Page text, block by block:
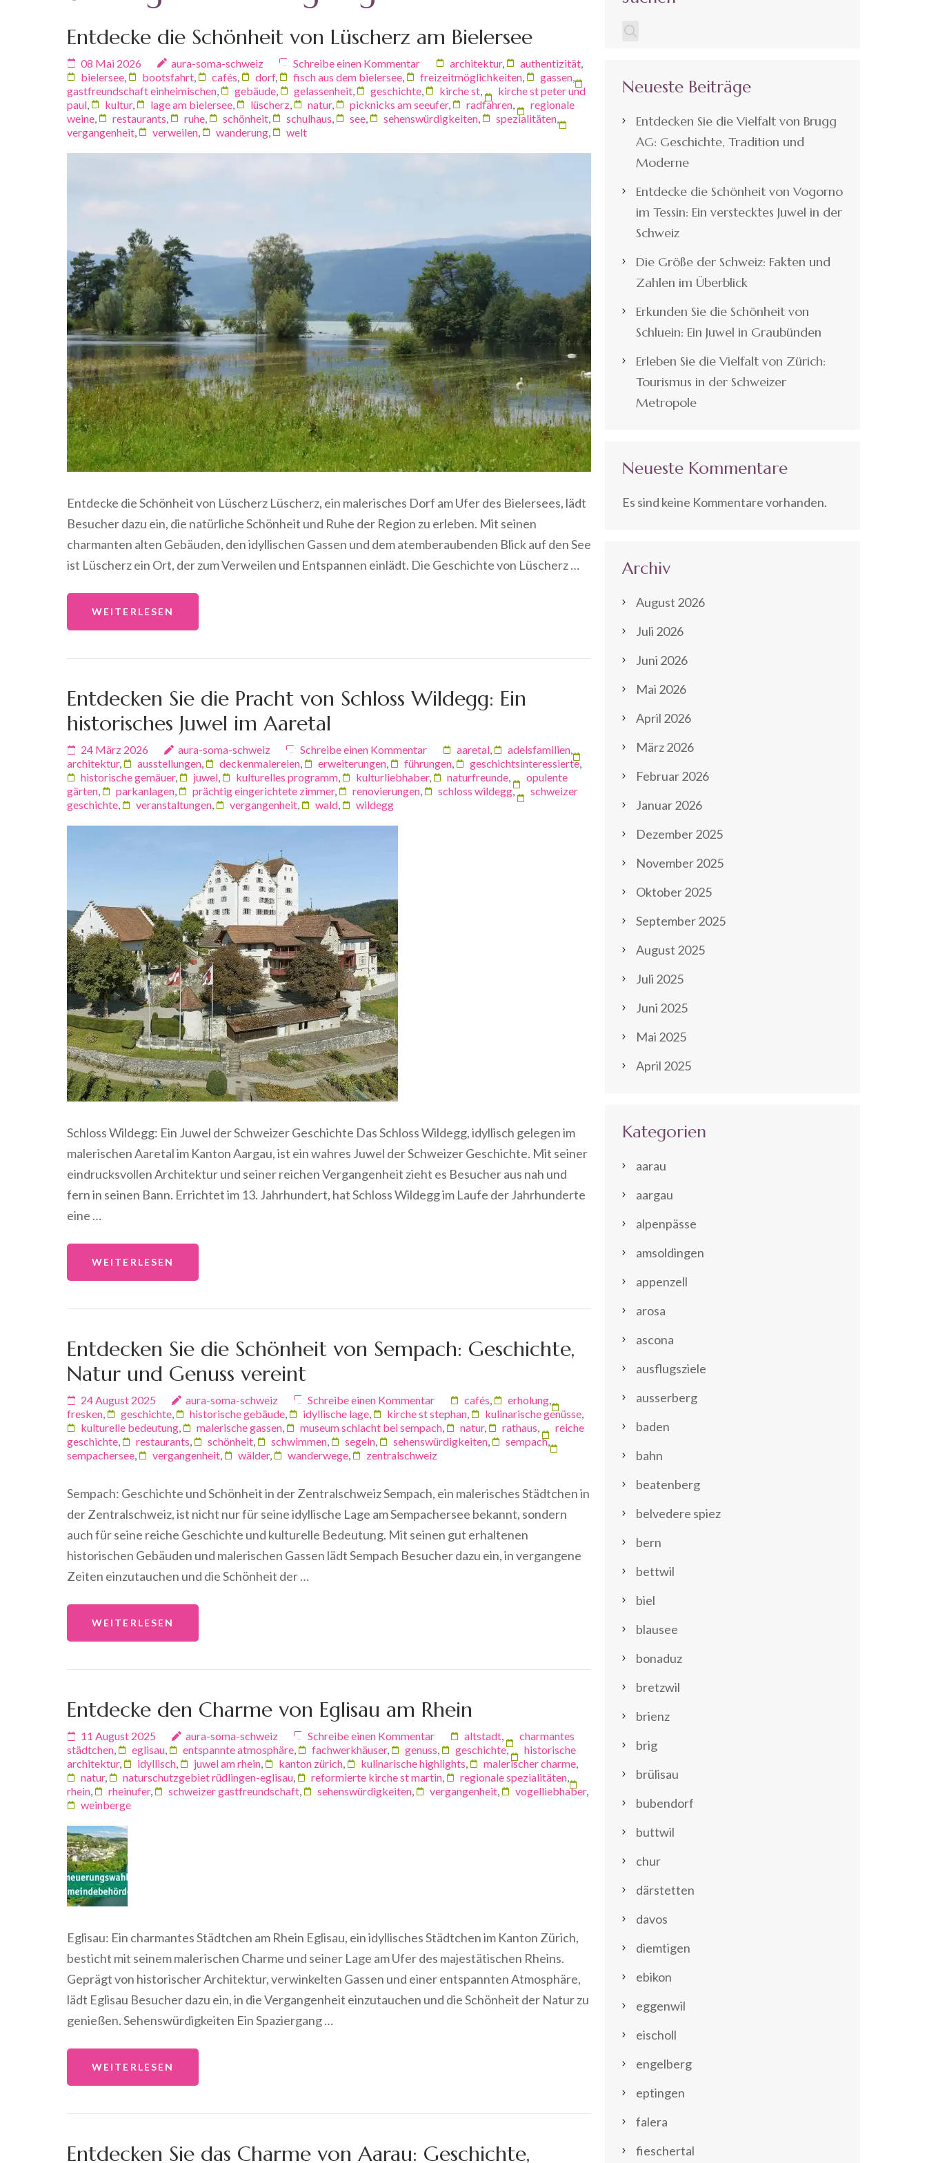
Entdecke die Schönheit von Lüscherz am Bielersee
08 Mai 2026 aura-soma-schweiz Schreibe einen Kommentar architektur, authentizität
bielersee
bootsfahrt cafés dorf, fisch aus dem bielersee freizeitmöglichkeiten gassen
gastfreundschaft einheimischen
gebäude gelassenheit geschichte kirche st
kirche st peter und
paul
kultur, lage am bielersee lüscherz natur, picknicks am seeufer, radfahren
regionale
weine
restaurants ruhe schönheit schulhaus see sehenswürdigkeiten spezialitäten
vergangenheit
verweilen wanderung welt
Entdecke die Schönheit von Lüscherz Lüscherz, ein malerisches Dorf am Ufer des Bielersees, lädt
Besucher dazu ein, die natürliche Schönheit und Ruhe der Region zu erleben. Mit seinen
charmanten alten Gebäuden, den idyllischen Gassen und dem atemberaubenden Blick auf den See
ist Lüscherz ein Ort, der zum Verweilen und Entspannen einlädt. Die Geschichte von Lüscherz …
WEITERLESEN
Entdecken Sie die Pracht von Schloss Wildegg: Ein
historisches Juwel im Aaretal
24 März 2026 aura-soma-schweiz Schreibe einen Kommentar aaretal, adelsfamilien,
architektur, ausstellungen, deckenmalereien, erweiterungen, führungen, geschichtsinteressierte,
historische gemäuer, juwel, kulturelles programm, kulturliebhaber, naturfreunde,
opulente
gärten, parkanlagen, prächtig eingerichtete zimmer, renovierungen, schloss wildegg,
schweizer
geschichte, veranstaltungen, vergangenheit, wald, wildegg
Schloss Wildegg: Ein Juwel der Schweizer Geschichte Das Schloss Wildegg, idyllisch gelegen im
malerischen Aaretal im Kanton Aargau, ist ein wahres Juwel der Schweizer Geschichte. Mit seiner
eindrucksvollen Architektur und seiner reichen Vergangenheit zieht es Besucher aus nah und
fern in seinen Bann. Errichtet im 13. Jahrhundert, hat Schloss Wildegg im Laufe der Jahrhunderte
eine …
WEITERLESEN
Entdecken Sie die Schönheit von Sempach: Geschichte,
Natur und Genuss vereint
24 August 2025 aura-soma-schweiz Schreibe einen Kommentar cafés, erholung,
fresken, geschichte, historische gebäude, idyllische lage, kirche st stephan, kulinarische genüsse,
kulturelle bedeutung, malerische gassen, museum schlacht bei sempach, natur, rathaus,
reiche
geschichte, restaurants, schönheit, schwimmen, segeln, sehenswürdigkeiten, sempach,
sempachersee, vergangenheit, wälder, wanderwege, zentralschweiz
Sempach: Geschichte und Schönheit in der Zentralschweiz Sempach, ein malerisches Städtchen in
der Zentralschweiz, ist nicht nur für seine idyllische Lage am Sempachersee bekannt, sondern
auch für seine reiche Geschichte und kulturelle Bedeutung. Mit seinen gut erhaltenen
historischen Gebäuden und malerischen Gassen lädt Sempach Besucher dazu ein, in vergangene
Zeiten einzutauchen und die Schönheit der …
WEITERLESEN
Entdecke den Charme von Eglisau am Rhein
11 August 2025 aura-soma-schweiz Schreibe einen Kommentar altstadt,
charmantes
städtchen, eglisau, entspannte atmosphäre, fachwerkhäuser, genuss, geschichte,
historische
architektur, idyllisch, juwel am rhein, kanton zürich, kulinarische highlights, malerischer charme,
natur, naturschutzgebiet rüdlingen-eglisau, reformierte kirche st martin, regionale spezialitäten,
rhein, rheinufer, schweizer gastfreundschaft, sehenswürdigkeiten, vergangenheit, vogelliebhaber,
weinberge
Eglisau: Ein charmantes Städtchen am Rhein Eglisau, ein idyllisches Städtchen im Kanton Zürich,
besticht mit seinem malerischen Charme und seiner Lage am Ufer des majestätischen Rheins.
Geprägt von historischer Architektur, verwinkelten Gassen und einer entspannten Atmosphäre,
lädt Eglisau Besucher dazu ein, in die Vergangenheit einzutauchen und die Schönheit der Natur zu
genießen. Sehenswürdigkeiten Ein Spaziergang …
WEITERLESEN
Entdecken Sie das Charme von Aarau: Geschichte,
Neueste Beiträge
Entdecken Sie die Vielfalt von Brugg
AG: Geschichte, Tradition und
Moderne
Entdecke die Schönheit von Vogorno
im Tessin: Ein verstecktes Juwel in der
Schweiz
Die Größe der Schweiz: Fakten und
Zahlen im Überblick
Erkunden Sie die Schönheit von
Schluein: Ein Juwel in Graubünden
Erleben Sie die Vielfalt von Zürich:
Tourismus in der Schweizer
Metropole
Neueste Kommentare
Es sind keine Kommentare vorhanden.
Archiv
August 2026
Juli 2026
Juni 2026
Mai 2026
April 2026
März 2026
Februar 2026
Januar 2026
Dezember 2025
November 2025
Oktober 2025
September 2025
August 2025
Juli 2025
Juni 2025
Mai 2025
April 2025
Kategorien
aarau
aargau
alpenpässe
amsoldingen
appenzell
arosa
ascona
ausflugsziele
ausserberg
baden
bahn
beatenberg
belvedere spiez
bern
bettwil
biel
blausee
bonaduz
bretzwil
brienz
brig
brülisau
bubendorf
buttwil
chur
därstetten
davos
diemtigen
ebikon
eggenwil
eischoll
engelberg
eptingen
falera
fieschertal